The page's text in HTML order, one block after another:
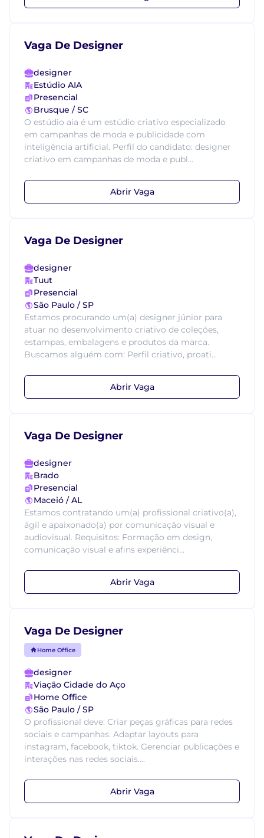
Vaga De Designer
designer
Estúdio AIA
Presencial
Brusque / SC
O estúdio aia é um estúdio criativo especializado
em campanhas de moda e publicidade com
inteligência artificial. Perfil do candidato: designer
criativo em campanhas de moda e publ...
Abrir Vaga
Vaga De Designer
designer
Tuut
Presencial
São Paulo / SP
Estamos procurando um(a) designer júnior para
atuar no desenvolvimento criativo de coleções,
estampas, embalagens e produtos da marca.
Buscamos alguém com: Perfil criativo, proati...
Abrir Vaga
Vaga De Designer
designer
Brado
Presencial
Maceió / AL
Estamos contratando um(a) profissional criativo(a),
ágil e apaixonado(a) por comunicação visual e
audiovisual. Requisitos: Formação em design,
comunicação visual e afins experiênci...
Abrir Vaga
Vaga De Designer
Home Office
designer
Viação Cidade do Aço
Home Office
São Paulo / SP
O profissional deve: Criar peças gráficas para redes
sociais e campanhas. Adaptar layouts para
instagram, facebook, tiktok. Gerenciar publicações e
interações nas redes sociais....
Abrir Vaga